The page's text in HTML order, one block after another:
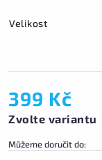
Velikost
399 Kč
Zvolte variantu
Můžeme doručit do: